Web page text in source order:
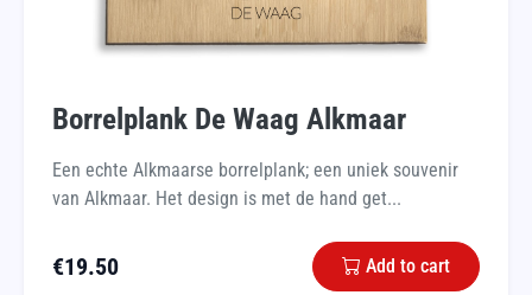
Borrelplank De Waag Alkmaar
Een echte Alkmaarse borrelplank; een uniek souvenir
van Alkmaar. Het design is met de hand get...
€19.50 Add to cart